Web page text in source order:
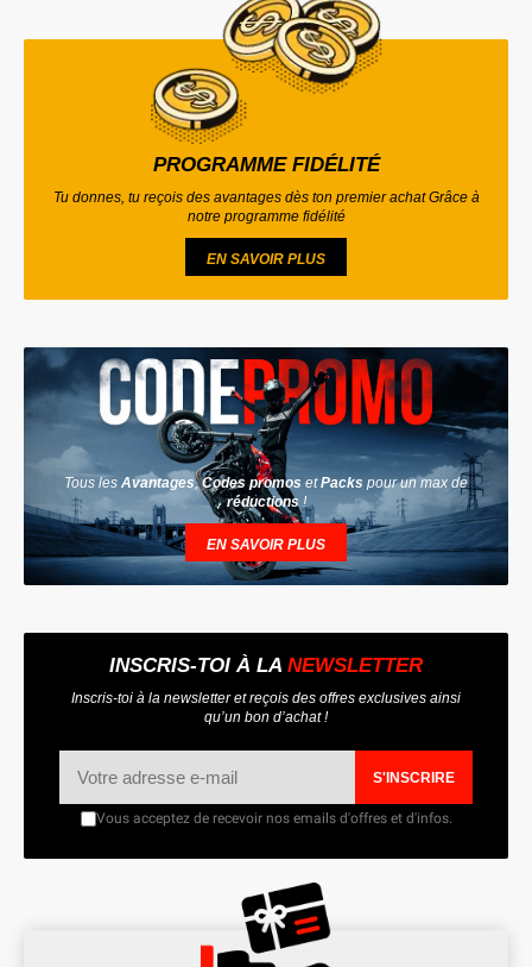
PROGRAMME FIDÉLITÉ
Tu donnes, tu reçois des avantages dès ton premier achat Grâce à
notre programme fidélité
EN SAVOIR PLUS
Tous les Avantages,Codes promos etPacks pour un max de
réductions !
EN SAVOIR PLUS
INSCRIS-TOI À LA NEWSLETTER
Inscris-toi à la newsletter et reçois des offres exclusives ainsi
qu’un bon d’achat !
S'INSCRIRE
Vous acceptez de recevoir nos emails d'offres et d'infos.